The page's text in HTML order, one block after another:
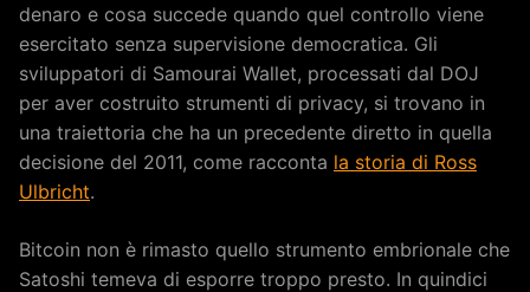
denaro e cosa succede quando quel controllo viene
esercitato senza supervisione democratica. Gli
sviluppatori di Samourai Wallet, processati dal DOJ
per aver costruito strumenti di privacy, si trovano in
una traiettoria che ha un precedente diretto in quella
decisione del 2011, come racconta la storia di Ross
Ulbricht.
Bitcoin non è rimasto quello strumento embrionale che
Satoshi temeva di esporre troppo presto. In quindici